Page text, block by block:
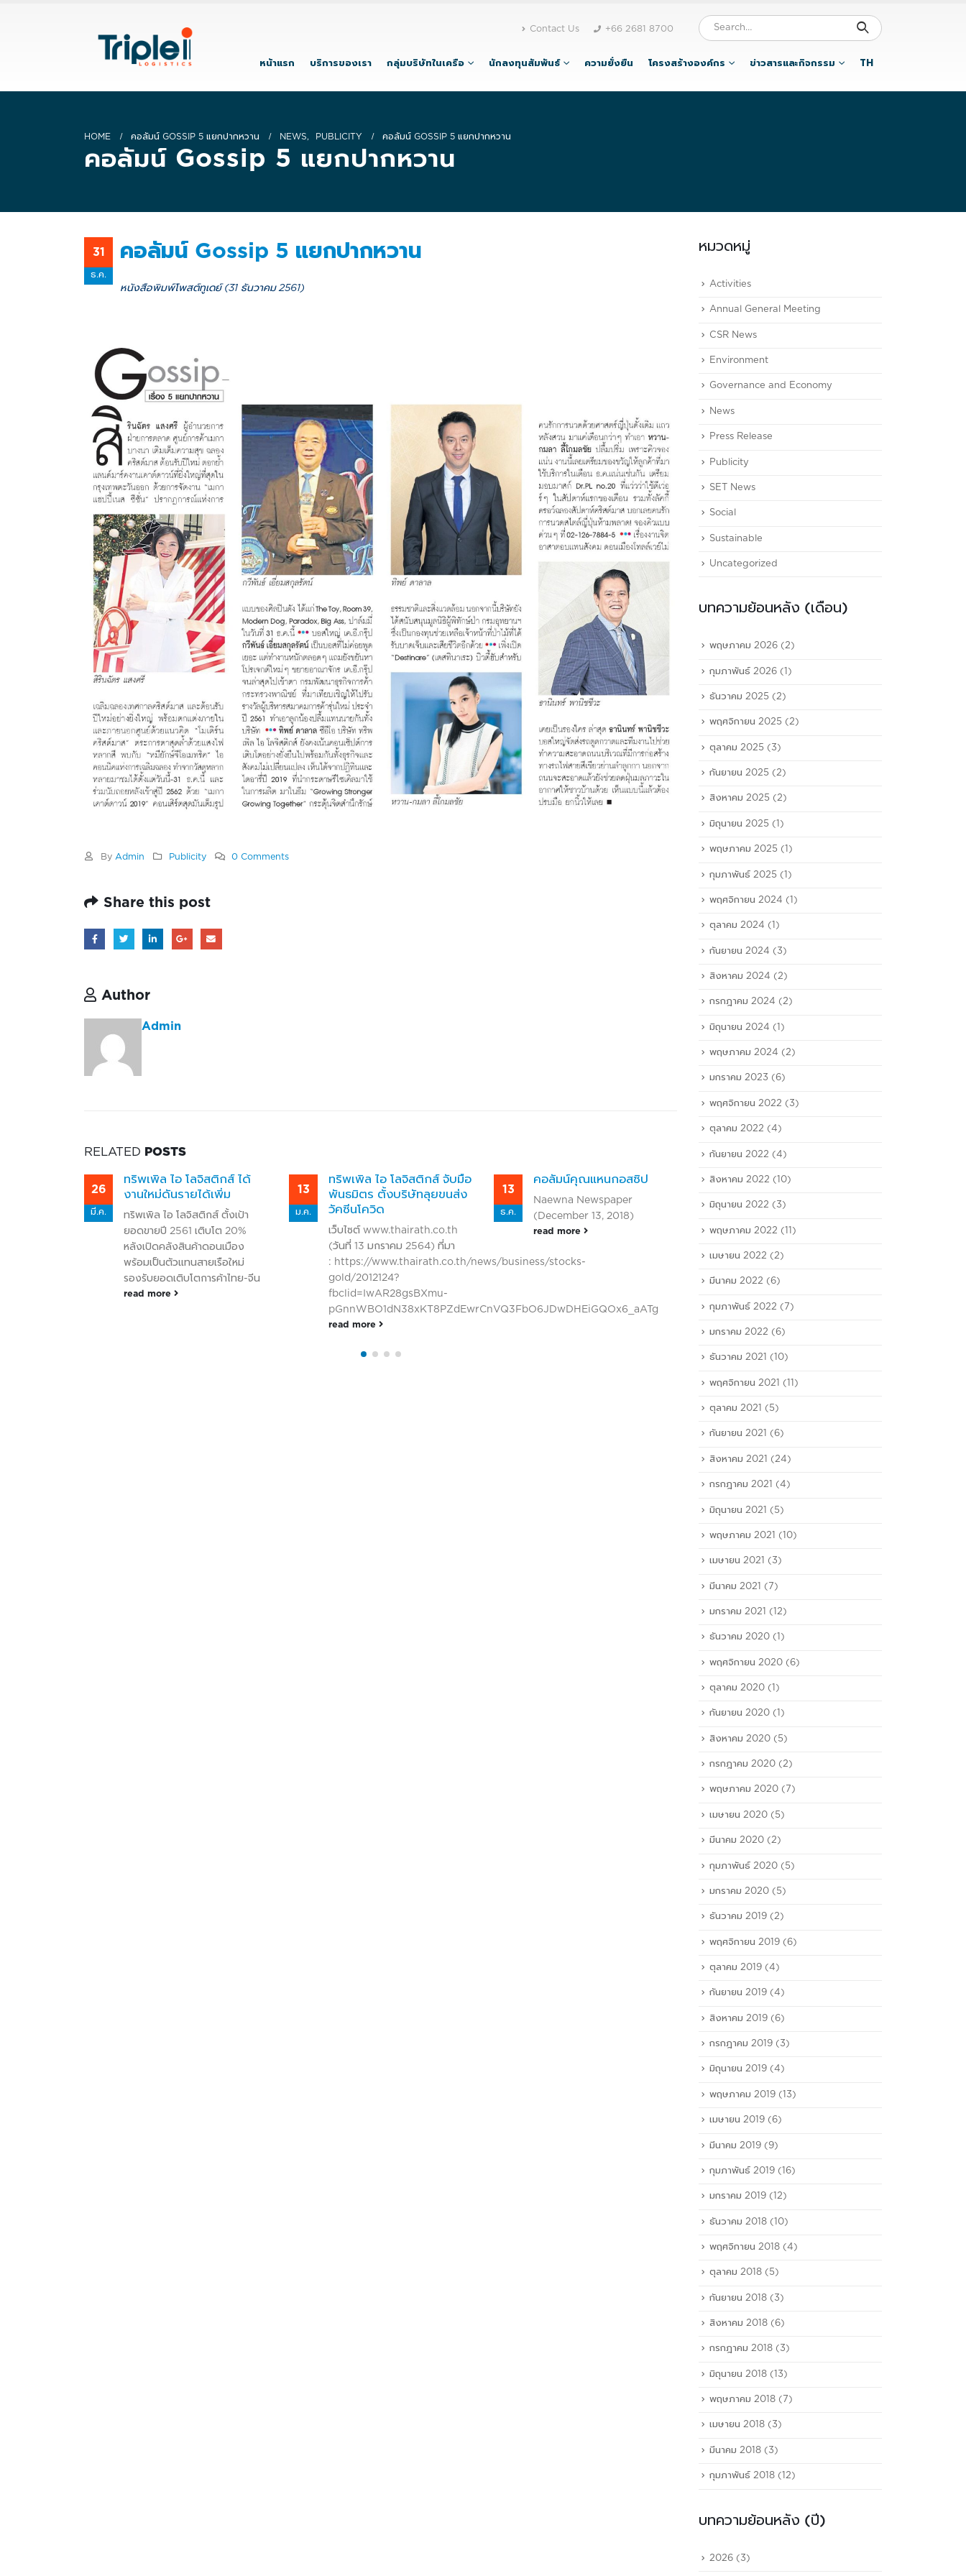
Contact Us +66 2681 8700
หน้าแรก บริการของเรา กลุ่มบริษัทในเครือ นักลงทุนสัมพันธ์ ความยั่งยืน โครงสร้างองค์กร ข่าวสารและกิจกรรม TH
HOME คอลัมน์ GOSSIP 5 แยกปากหวาน NEWS, PUBLICITY คอลัมน์ GOSSIP 5 แยกปากหวาน
คอลัมน์ Gossip 5 แยกปากหวาน
31
ธ.ค.
คอลัมน์ Gossip 5 แยกปากหวาน
หนังสือพิมพ์โพสต์ทูเดย์ (31 ธันวาคม 2561)
By Admin Publicity 0 Comments
Share this post
Author
Admin
RELATED POSTS
13
ม.ค.
ทริพเพิล ไอ โลจิสติกส์ จับมือ
พันธมิตร ตั้งบริษัทลุยขนส่ง
วัคซีนโควิด
เว็บไซต์ www.thairath.co.th
(วันที่ 13 มกราคม 2564) ที่มา
: https://www.thairath.co.th/news/business/stocks-
gold/2012124?
fbclid=IwAR28gsBXmu-
pGnnWBO1dN38xKT8PZdEwrCnVQ3FbO6JDwDHEiGQOx6_aATg
13
ธ.ค.
คอลัมน์คุณแหนกอสซิป
Naewna Newspaper
(December 13, 2018)
read more
ก.ย.
Money Shot : III มั่นใจครึ่ง
หลังปี 62 เติบโต หลังร่วม
ทุน Teleport จัดตั้ง "เทเล
พอร์ต ไทยแลนด์"
กันยายน 2562)
https://www.yutcareyou.com/index.php?
09-62-
III ลั่นแผน 3 ปี รายได้โต
เตรียมตั้งบริษัทร่วมทุน
ข่าวหุ้น (วันที่ 26 กรกฎาคม
read more
หมวดหมู่
Activities
Annual General Meeting
CSR News
Environment
Governance and Economy
News
Press Release
Publicity
SET News
Social
Sustainable
Uncategorized
บทความย้อนหลัง (เดือน)
พฤษภาคม 2026 (2)
กุมภาพันธ์ 2026 (1)
ธันวาคม 2025 (2)
พฤศจิกายน 2025 (2)
ตุลาคม 2025 (3)
กันยายน 2025 (2)
สิงหาคม 2025 (2)
มิถุนายน 2025 (1)
พฤษภาคม 2025 (1)
กุมภาพันธ์ 2025 (1)
พฤศจิกายน 2024 (1)
ตุลาคม 2024 (1)
กันยายน 2024 (3)
สิงหาคม 2024 (2)
กรกฎาคม 2024 (2)
มิถุนายน 2024 (1)
พฤษภาคม 2024 (2)
มกราคม 2023 (6)
พฤศจิกายน 2022 (3)
ตุลาคม 2022 (4)
กันยายน 2022 (4)
สิงหาคม 2022 (10)
มิถุนายน 2022 (3)
พฤษภาคม 2022 (11)
เมษายน 2022 (2)
มีนาคม 2022 (6)
กุมภาพันธ์ 2022 (7)
มกราคม 2022 (6)
ธันวาคม 2021 (10)
พฤศจิกายน 2021 (11)
ตุลาคม 2021 (5)
กันยายน 2021 (6)
สิงหาคม 2021 (24)
กรกฎาคม 2021 (4)
มิถุนายน 2021 (5)
พฤษภาคม 2021 (10)
เมษายน 2021 (3)
มีนาคม 2021 (7)
มกราคม 2021 (12)
ธันวาคม 2020 (1)
พฤศจิกายน 2020 (6)
ตุลาคม 2020 (1)
กันยายน 2020 (1)
สิงหาคม 2020 (5)
กรกฎาคม 2020 (2)
พฤษภาคม 2020 (7)
เมษายน 2020 (5)
มีนาคม 2020 (2)
กุมภาพันธ์ 2020 (5)
มกราคม 2020 (5)
ธันวาคม 2019 (2)
พฤศจิกายน 2019 (6)
ตุลาคม 2019 (4)
กันยายน 2019 (4)
สิงหาคม 2019 (6)
กรกฎาคม 2019 (3)
มิถุนายน 2019 (4)
พฤษภาคม 2019 (13)
เมษายน 2019 (6)
มีนาคม 2019 (9)
กุมภาพันธ์ 2019 (16)
มกราคม 2019 (12)
ธันวาคม 2018 (10)
พฤศจิกายน 2018 (4)
ตุลาคม 2018 (5)
กันยายน 2018 (3)
สิงหาคม 2018 (6)
กรกฎาคม 2018 (3)
มิถุนายน 2018 (13)
พฤษภาคม 2018 (7)
เมษายน 2018 (3)
มีนาคม 2018 (3)
กุมภาพันธ์ 2018 (12)
บทความย้อนหลัง (ปี)
2026 (3)